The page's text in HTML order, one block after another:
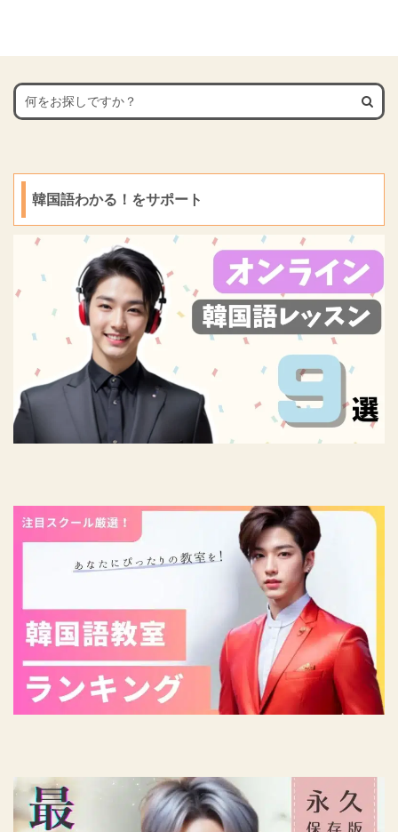
語尾に「ㅂ니다（ムニ ...
７．천천히 걷자（チョン
解も深まりますので、ぜ
ひご覧ください。
最後まで読み進めると理
解も深まりますので、ぜ
韓国語わかる！をサポート